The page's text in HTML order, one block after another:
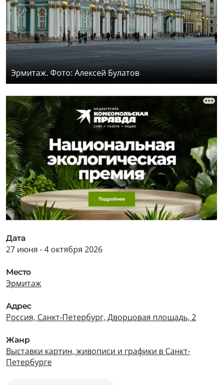
Эрмитаж. Фото: Алексей Булатов
Дата
27 июня - 4 октября 2026
Место
Эрмитаж
Адрес
Россия, Санкт-Петербург, Дворцовая площадь, 2
Жанр
Выставки картин, живописи и графики в Санкт-
Петербурге